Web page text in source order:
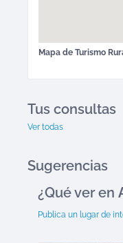
Mapa de Turismo
Tus consultas
Ver todas
Sugerencias
¿Qué ver en
Publica un lugar de